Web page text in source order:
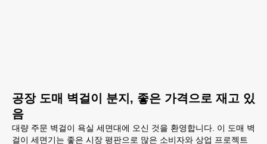
공장 도매 벽걸이 분지, 좋은 가격으로 재고 있
음
대량 주문 벽걸이 욕실 세면대에 오신 것을 환영합니다. 이 도매 벽
걸이 세면기는 좋은 시장 평판으로 많은 소비자와 상업 프로젝트